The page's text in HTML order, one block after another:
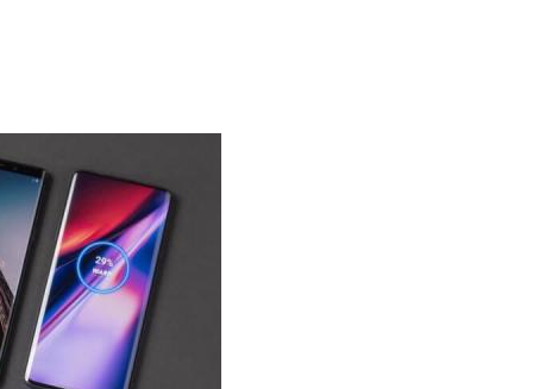
упражнения
для
бодрости